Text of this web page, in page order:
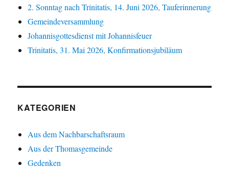
2. Sonntag nach Trinitatis, 14. Juni 2026, Tauferinnerung
Gemeindeversammlung
Johannisgottesdienst mit Johannisfeuer
Trinitatis, 31. Mai 2026, Konfirmationsjubiläum
KATEGORIEN
Aus dem Nachbarschaftsraum
Aus der Thomasgemeinde
Gedenken